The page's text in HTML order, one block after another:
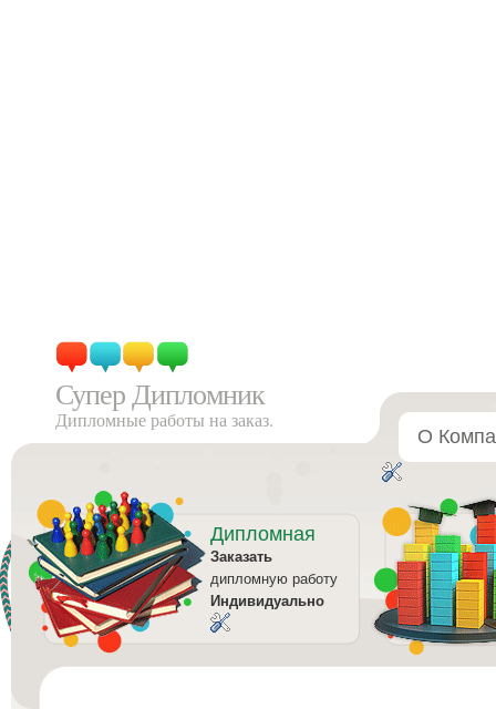
Супер Дипломник
Дипломные работы на заказ.
О
Дипломная
Заказать
дипломную работу
Индивидуально